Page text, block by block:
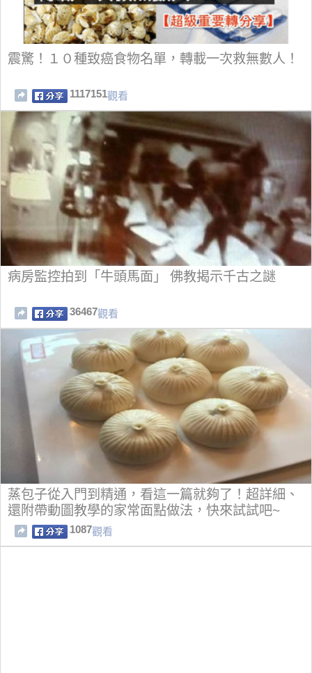
震驚！１０種致癌食物名單，轉載一次救無數人！
1117151觀看
病房監控拍到「牛頭馬面」 佛教揭示千古之謎
36467觀看
蒸包子從入門到精通，看這一篇就夠了！超詳細、
還附帶動圖教學的家常面點做法，快來試試吧~
1087觀看